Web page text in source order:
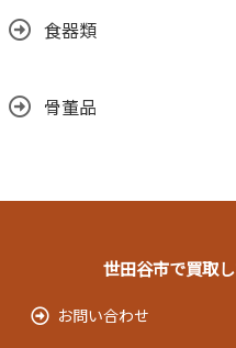
食器類
骨董品
世田谷市で買取
お問い合わせ